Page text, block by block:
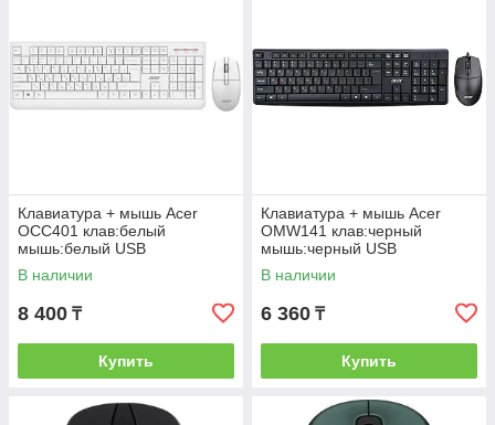
Клавиатура + мышь Acer
OCC401 клав:белый
мышь:белый USB
беспроводная Multimedia
В наличии
8 400 ₸
Купить
Клавиатура + мышь Acer
OMW141 клав:черный
мышь:черный USB
В наличии
6 360 ₸
Купить